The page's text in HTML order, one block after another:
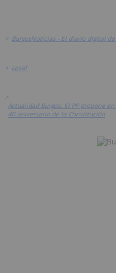
> BurgosNoticias - El diario digital de
> Local
>
Actualidad Burgos: El PP propone
40 aniversario de la Constitución